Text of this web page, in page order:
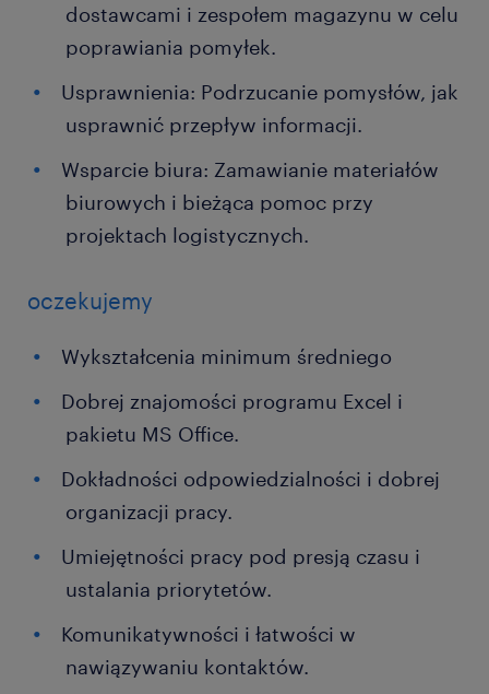
dostawcami i zespołem magazynu w celu
poprawiania pomyłek.
Usprawnienia: Podrzucanie pomysłów, jak
usprawnić przepływ informacji.
Wsparcie biura: Zamawianie materiałów
biurowych i bieżąca pomoc przy
projektach logistycznych.
oczekujemy
Wykształcenia minimum średniego
Dobrej znajomości programu Excel i
pakietu MS Office.
Dokładności odpowiedzialności i dobrej
organizacji pracy.
Umiejętności pracy pod presją czasu i
ustalania priorytetów.
Komunikatywności i łatwości w
nawiązywaniu kontaktów.